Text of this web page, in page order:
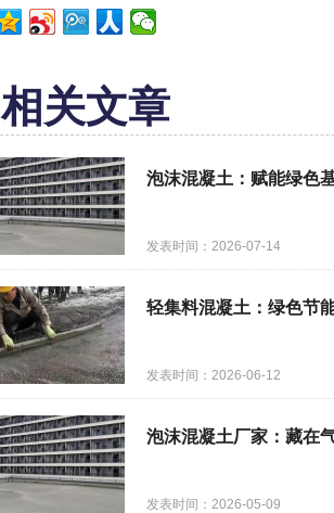
相关文章
泡沫混凝土：赋能绿色
发表时间：2026-07-14
轻集料混凝土：绿色节
发表时间：2026-06-12
泡沫混凝土厂家：藏在
发表时间：2026-05-09